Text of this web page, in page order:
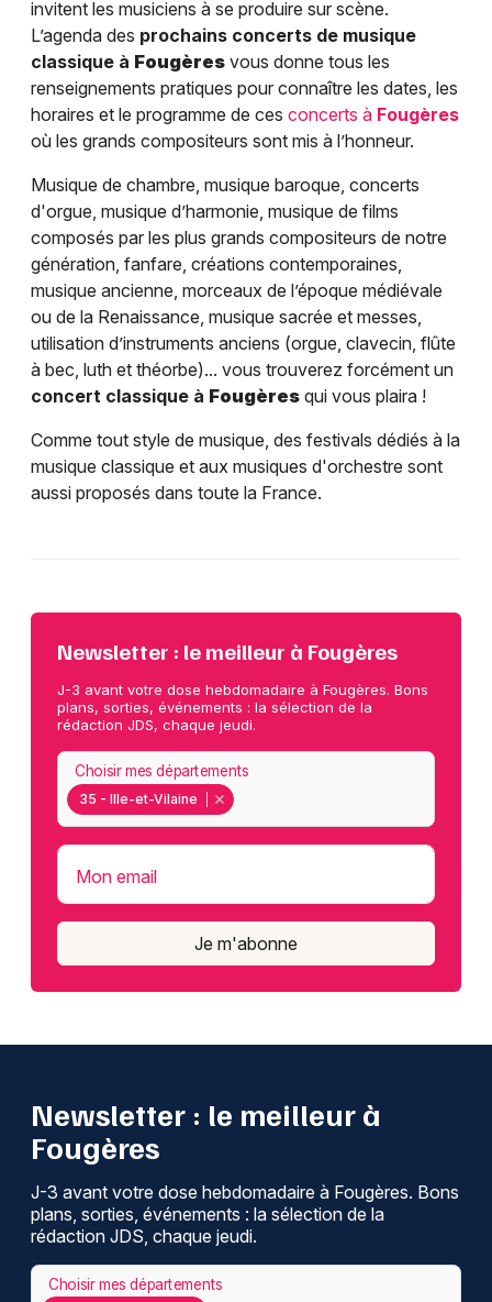
invitent les musiciens à se produire sur scène.
L’agenda des prochains concerts de musique
classique à Fougères vous donne tous les
renseignements pratiques pour connaître les dates, les
horaires et le programme de ces concerts à Fougères
où les grands compositeurs sont mis à l’honneur.
Musique de chambre, musique baroque, concerts
d'orgue, musique d’harmonie, musique de films
composés par les plus grands compositeurs de notre
génération, fanfare, créations contemporaines,
musique ancienne, morceaux de l’époque médiévale
ou de la Renaissance, musique sacrée et messes,
utilisation d’instruments anciens (orgue, clavecin, flûte
à bec, luth et théorbe)... vous trouverez forcément un
concert classique à Fougères qui vous plaira !
Comme tout style de musique, des festivals dédiés à la
musique classique et aux musiques d'orchestre sont
aussi proposés dans toute la France.
Newsletter : le meilleur à Fougères
J-3 avant votre dose hebdomadaire à Fougères. Bons
plans, sorties, événements : la sélection de la
rédaction JDS, chaque jeudi.
35 - Ille-et-Vilaine
Choisir mes départements
Mon email
Je m'abonne
Newsletter : le meilleur à
Fougères
J-3 avant votre dose hebdomadaire à Fougères. Bons
plans, sorties, événements : la sélection de la
rédaction JDS, chaque jeudi.
Choisir mes départements